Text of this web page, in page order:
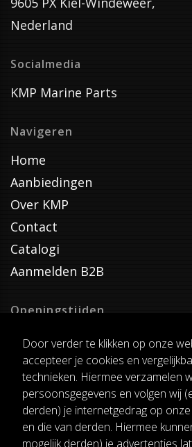
Door verder te klikken op onze
accepteer je cookies en
technieken. Hiermee verzamelen
persoonsgegevens en volgen wij
derden) je internetgedrag op
en die van derden. Hiermee
mogelijk derden) je advertenties
Nederland
Socialmedia
KMP Marine Parts
Navigeren
Home
Aanbiedingen
Over KMP
Contact
Catalogi
Aanmelden B2B
Openingstijden
Dinsdag T/M Zaterdag
van 8:00-17:00
Verzenddagen
Dinsdag T/M Vrijdag
Pauze
12:30-13:00